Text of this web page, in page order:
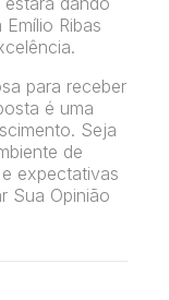
Ribas
para receber
é uma
Seja
de
expectativas
Sua Opinião